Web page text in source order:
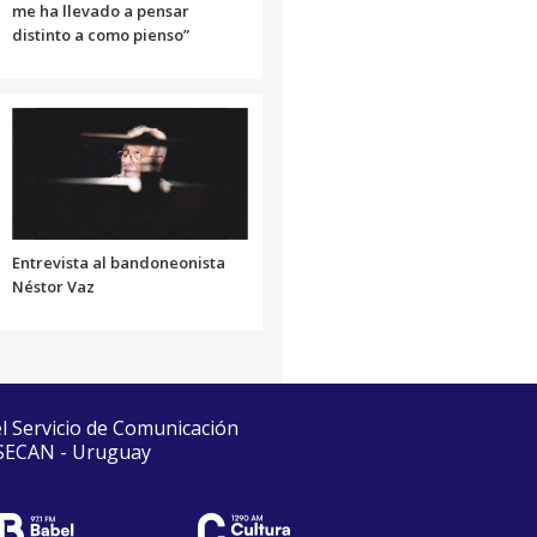
me ha llevado a pensar
distinto a como pienso”
Entrevista al bandoneonista
Néstor Vaz
de Comunicación
- Uruguay